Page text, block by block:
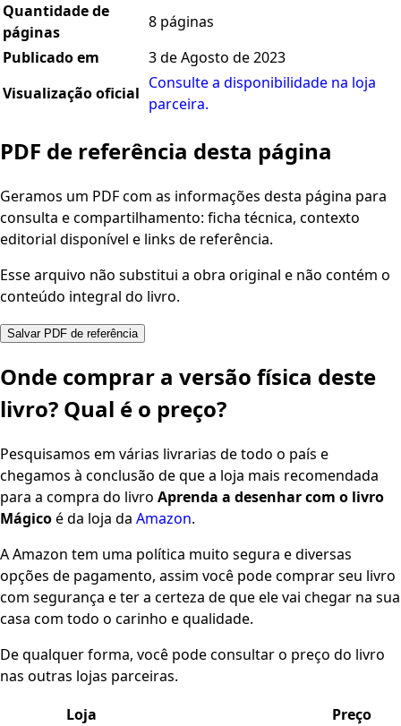
Quantidade de
páginas
8 páginas
Publicado em
3 de Agosto de 2023
Visualização oficial
Consulte a disponibilidade na loja
parceira.
PDF de referência desta página
Geramos um PDF com as informações desta página para
consulta e compartilhamento: ficha técnica, contexto
editorial disponível e links de referência.
Esse arquivo não substitui a obra original e não contém o
conteúdo integral do livro.
Salvar PDF de referência
Onde comprar a versão física deste
livro? Qual é o preço?
Pesquisamos em várias livrarias de todo o país e
chegamos à conclusão de que a loja mais recomendada
para a compra do livro Aprenda a desenhar com o livro
Mágicoé da loja da Amazon.
A Amazon tem uma política muito segura e diversas
opções de pagamento, assim você pode comprar seu livro
com segurança e ter a certeza de que ele vai chegar na sua
casa com todo o carinho e qualidade.
De qualquer forma, você pode consultar o preço do livro
nas outras lojas parceiras.
Loja
Preço